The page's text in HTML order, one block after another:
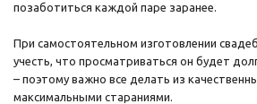
позаботиться каждой паре заранее.
При самостоятельном изготовлении
учесть, что просматриваться он будет
– поэтому важно все делать из
максимальными стараниями.